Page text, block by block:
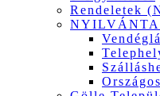
Rendeletek